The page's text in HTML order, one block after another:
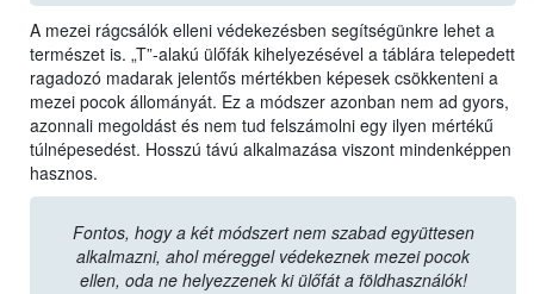
A mezei rágcsálók elleni védekezésben segítségünkre lehet a
természet is. „T”-alakú ülőfák kihelyezésével a táblára telepedett
ragadozó madarak jelentős mértékben képesek csökkenteni a
mezei pocok állományát. Ez a módszer azonban nem ad gyors,
azonnali megoldást és nem tud felszámolni egy ilyen mértékű
túlnépesedést. Hosszú távú alkalmazása viszont mindenképpen
hasznos.
Fontos, hogy a két módszert nem szabad együttesen
alkalmazni, ahol méreggel védekeznek mezei pocok
ellen, oda ne helyezzenek ki ülőfát a földhasználók!